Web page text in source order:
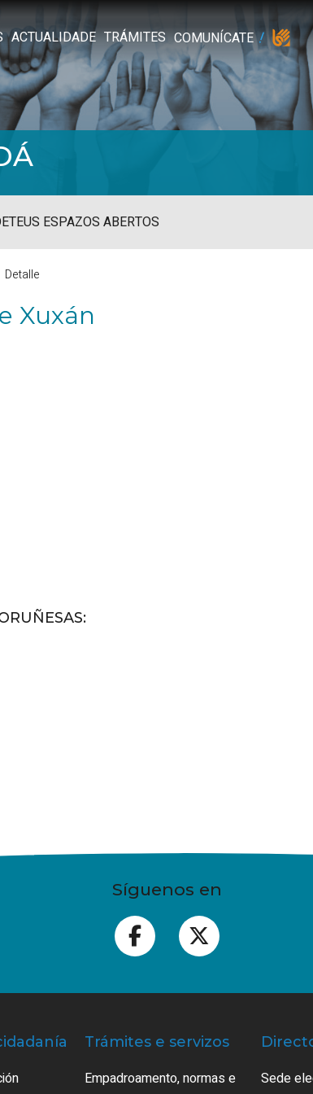
ACTUALIDADE TRÁMITES COMUNÍCATE
TEUS ESPAZOS ABERTOS
Detalle
Xuxán
:
Síguenos en
Trámites e servizos
Empadroamento, normas e
Sede